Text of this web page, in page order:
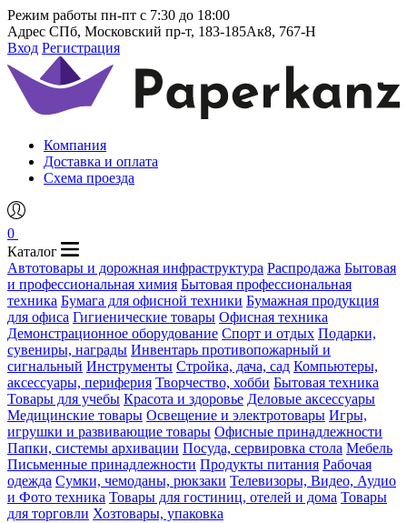
Режим работы пн-пт с 7:30 до 18:00
Адрес СПб, Московский пр-т, 183-185Ак8, 767-Н
Вход Регистрация
Компания
Доставка и оплата
Схема проезда
0
Каталог
Автотовары и дорожная инфраструктура Распродажа Бытовая
и профессиональная химия Бытовая профессиональная
техника Бумага для офисной техники Бумажная продукция
для офиса Гигиенические товары Офисная техника
Демонстрационное оборудование Спорт и отдых Подарки,
сувениры, награды Инвентарь противопожарный и
сигнальный Инструменты Стройка, дача, сад Компьютеры,
аксессуары, периферия Творчество, хобби Бытовая техника
Товары для учебы Красота и здоровье Деловые аксессуары
Медицинские товары Освещение и электротовары Игры,
игрушки и развивающие товары Офисные принадлежности
Папки, системы архивации Посуда, сервировка стола Мебель
Письменные принадлежности Продукты питания Рабочая
одежда Сумки, чемоданы, рюкзаки Телевизоры, Видео, Аудио
и Фото техника Товары для гостиниц, отелей и дома Товары
для торговли Хозтовары, упаковка